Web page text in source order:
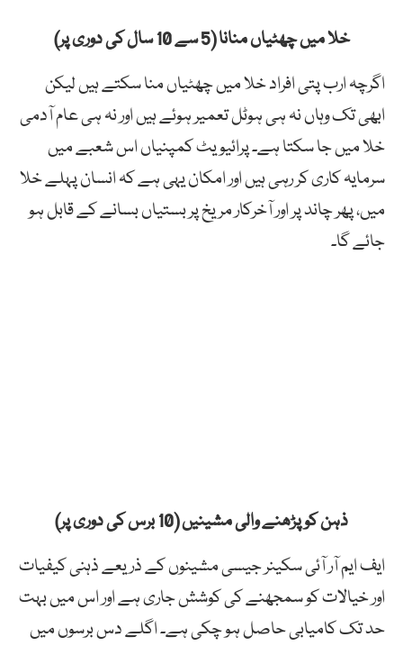
خلا میں چھٹیاں منانا (5 سے 10 سال کی دوری پر)
اگرچہ ارب پتی افراد خلا میں چھٹیاں منا سکتے ہیں لیکن
ابھی تک وہاں نہ ہی ہوٹل تعمیر ہوئے ہیں اور نہ ہی عام آدمی
خلا میں جا سکتا ہے۔ پرائیویٹ کمپنیاں اس شعبے میں
سرمایہ کاری کر رہی ہیں اور امکان یہی ہے کہ انسان پہلے خلا
میں، پھر چاند پر اور آخرکار مریخ پر بستیاں بسانے کے قابل ہو
جائے گا۔
ذہن کو پڑھنے والی مشینیں (10 برس کی دوری پر)
ایف ایم آر آئی سکینر جیسی مشینوں کے ذریعے ذہنی کیفیات
اور خیالات کو سمجھنے کی کوشش جاری ہے اور اس میں بہت
حد تک کامیابی حاصل ہو چکی ہے۔ اگلے دس برسوں میں